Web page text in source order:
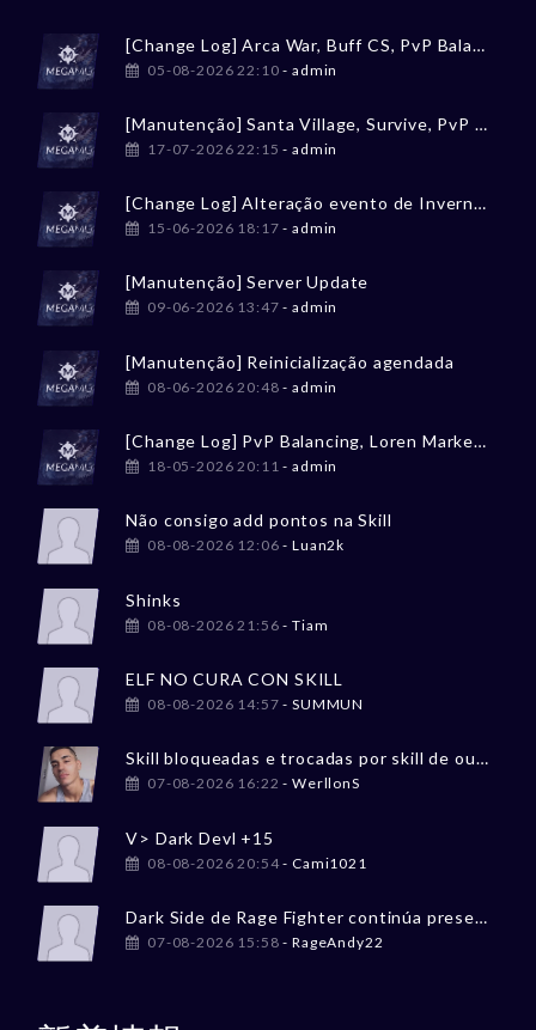
[Change Log] Arca War, Buff CS, PvP Balancing
05-08-2026 22:10 - admin
[Manutenção] Santa Village, Survive, PvP Balancing
17-07-2026 22:15 - admin
[Change Log] Alteração evento de Inverno / Winter event change
15-06-2026 18:17 - admin
[Manutenção] Server Update
09-06-2026 13:47 - admin
[Manutenção] Reinicialização agendada
08-06-2026 20:48 - admin
[Change Log] PvP Balancing, Loren Market, Tesouro Perdido
18-05-2026 20:11 - admin
Não consigo add pontos na Skill
08-08-2026 12:06 - Luan2k
Shinks
08-08-2026 21:56 - Tiam
ELF NO CURA CON SKILL
08-08-2026 14:57 - SUMMUN
Skill bloqueadas e trocadas por skill de outro char
07-08-2026 16:22 - WerllonS
V> Dark Devl +15
08-08-2026 20:54- Cami1021
Dark Side de Rage Fighter continúa presentando problemas graves en PvP
07-08-2026 15:58 - RageAndy22